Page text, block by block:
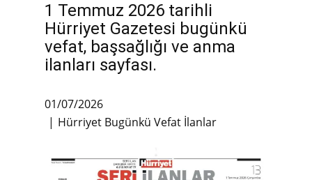
1 Temmuz 2026 tarihli
Hürriyet Gazetesi bugünkü
vefat, başsağlığı ve anma
ilanları sayfası.
01/07/2026
Hürriyet Bugünkü Vefat İlanlar